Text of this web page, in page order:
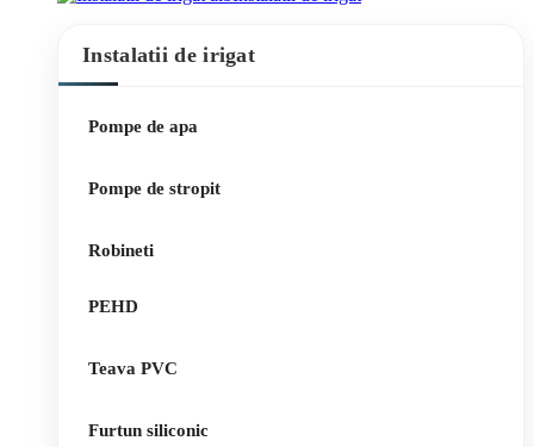
Instalatii de irigat
Pompe de apa
Pompe de stropit
Robineti
PEHD
Teava PVC
Furtun siliconic